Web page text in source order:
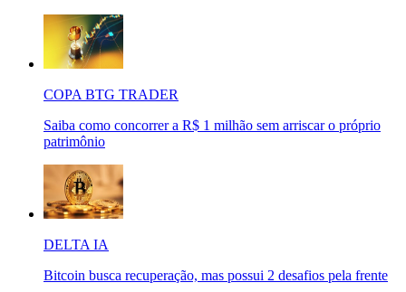
COPA BTG TRADER
Saiba como concorrer a R$ 1 milhão sem arriscar o próprio
patrimônio
DELTA IA
Bitcoin busca recuperação, mas possui 2 desafios pela frente